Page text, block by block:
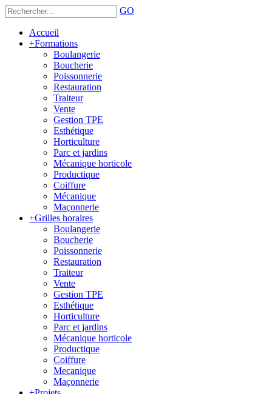
GO
Accueil
+Formations
Boulangerie
Boucherie
Poissonnerie
Restauration
Traiteur
Vente
Gestion TPE
Esthétique
Horticulture
Parc et jardins
Mécanique horticole
Productique
Coiffure
Mécanique
Maçonnerie
+Grilles horaires
Boulangerie
Boucherie
Poissonnerie
Restauration
Traiteur
Vente
Gestion TPE
Esthétique
Horticulture
Parc et jardins
Mécanique horticole
Productique
Coiffure
Mecanique
Maçonnerie